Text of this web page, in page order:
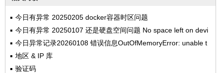
今日有异常 20250205 docker容器时区问题
今日有异常 20250107 还是硬盘空间问题 No space left on devi
ce
今日异常记录20260108 错误信息OutOfMemoryError: unable t
o create new native thread
地区 & IP 库
验证码